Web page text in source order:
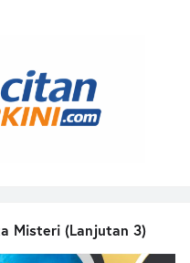
Misteri (Lanjutan 3)